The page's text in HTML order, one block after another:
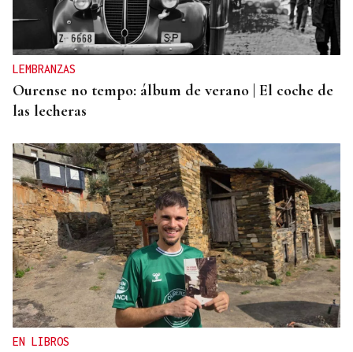
LEMBRANZAS
Ourense no tempo: álbum de verano | El coche de
las lecheras
EN LIBROS